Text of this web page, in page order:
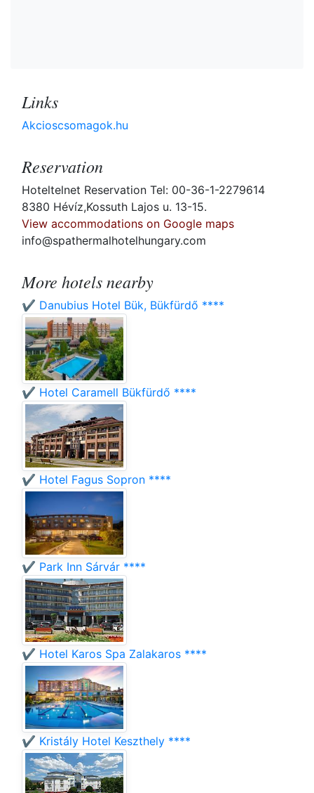
Links
Akcioscsomagok.hu
Reservation
Hoteltelnet Reservation Tel: 00-36-1-2279614
8380 Hévíz,Kossuth Lajos u. 13-15.
View accommodations on Google maps
info@spathermalhotelhungary.com
More hotels nearby
✔️ Danubius Hotel Bük, Bükfürdő ****
✔️ Hotel Caramell Bükfürdő ****
✔️ Hotel Fagus Sopron ****
✔️ Park Inn Sárvár ****
✔️ Hotel Karos Spa Zalakaros ****
✔️ Kristály Hotel Keszthely ****